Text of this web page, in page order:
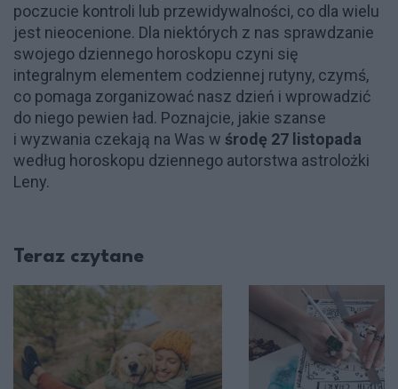
poczucie kontroli lub przewidywalności, co dla wielu
jest nieocenione. Dla niektórych z nas sprawdzanie
swojego dziennego horoskopu czyni się
integralnym elementem codziennej rutyny, czymś,
co pomaga zorganizować nasz dzień i wprowadzić
do niego pewien ład. Poznajcie, jakie szanse
i wyzwania czekają na Was w środę 27 listopada
według horoskopu dziennego autorstwa astrolożki
Leny.
Teraz czytane